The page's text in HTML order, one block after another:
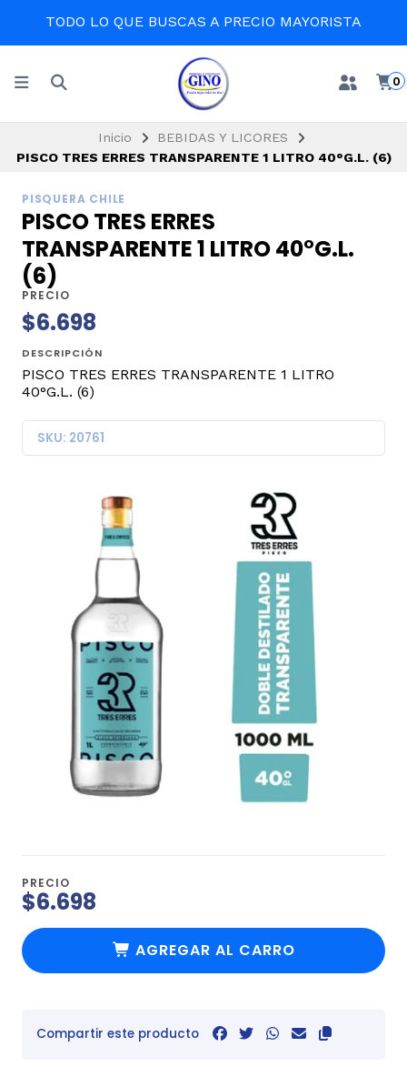
TODO LO QUE BUSCAS A PRECIO MAYORISTA
0
Inicio
BEBIDAS Y LICORES
PISCO TRES ERRES TRANSPARENTE 1 LITRO 40°G.L. (6)
PISQUERA CHILE
PISCO TRES ERRES
TRANSPARENTE 1 LITRO 40°G.L.
(6)
PRECIO
$6.698
DESCRIPCIÓN
PISCO TRES ERRES TRANSPARENTE 1 LITRO
40°G.L. (6)
SKU: 20761
PRECIO
$6.698
AGREGAR AL CARRO
Compartir este producto